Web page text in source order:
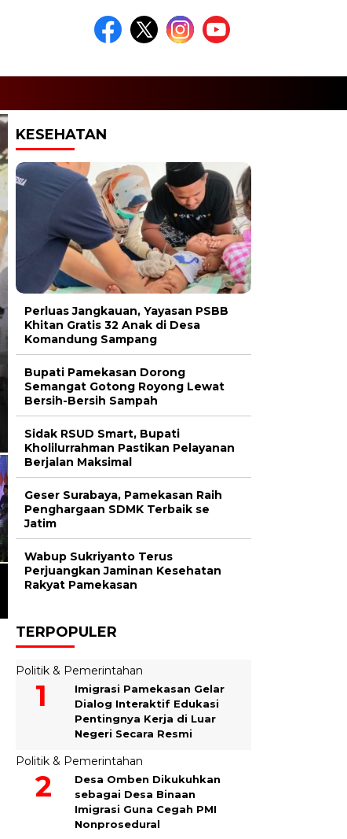
Headline
UNCATEGORIZED
Lewat Pengabdian
Hibahkan Mesin Fish
Bakau
KESEHATAN
Perluas Jangkauan, Yayasan PSBB
Khitan Gratis 32 Anak di Desa
Komandung Sampang
Bupati Pamekasan Dorong
Semangat Gotong Royong Lewat
Bersih-Bersih Sampah
Sidak RSUD Smart, Bupati
Kholilurrahman Pastikan Pelayanan
Berjalan Maksimal
Geser Surabaya, Pamekasan Raih
Penghargaan SDMK Terbaik se
Jatim
Wabup Sukriyanto Terus
Perjuangkan Jaminan Kesehatan
Rakyat Pamekasan
TERPOPULER
Politik & Pemerintahan
Imigrasi Pamekasan Gelar
Dialog Interaktif Edukasi
Pentingnya Kerja di Luar
Negeri Secara Resmi
Politik & Pemerintahan
Desa Omben Dikukuhkan
sebagai Desa Binaan
Imigrasi Guna Cegah PMI
Nonprosedural